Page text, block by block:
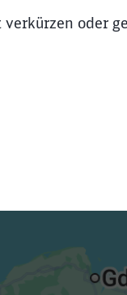
oder